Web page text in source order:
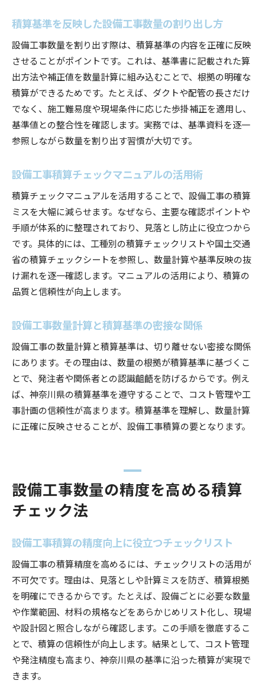
積算基準を反映した設備工事数量の割り出し方
設備工事数量を割り出す際は、積算基準の内容を正確に反映
させることがポイントです。これは、基準書に記載された算
出方法や補正値を数量計算に組み込むことで、根拠の明確な
積算ができるためです。たとえば、ダクトや配管の長さだけ
でなく、施工難易度や現場条件に応じた歩掛補正を適用し、
基準値との整合性を確認します。実務では、基準資料を逐一
参照しながら数量を割り出す習慣が大切です。
設備工事積算チェックマニュアルの活用術
積算チェックマニュアルを活用することで、設備工事の積算
ミスを大幅に減らせます。なぜなら、主要な確認ポイントや
手順が体系的に整理されており、見落とし防止に役立つから
です。具体的には、工種別の積算チェックリストや国土交通
省の積算チェックシートを参照し、数量計算や基準反映の抜
け漏れを逐一確認します。マニュアルの活用により、積算の
品質と信頼性が向上します。
設備工事数量計算と積算基準の密接な関係
設備工事の数量計算と積算基準は、切り離せない密接な関係
にあります。その理由は、数量の根拠が積算基準に基づくこ
とで、発注者や関係者との認識齟齬を防げるからです。例え
ば、神奈川県の積算基準を遵守することで、コスト管理や工
事計画の信頼性が高まります。積算基準を理解し、数量計算
に正確に反映させることが、設備工事積算の要となります。
設備工事数量の精度を高める積算
チェック法
設備工事積算の精度向上に役立つチェックリスト
設備工事の積算精度を高めるには、チェックリストの活用が
不可欠です。理由は、見落としや計算ミスを防ぎ、積算根拠
を明確にできるからです。たとえば、設備ごとに必要な数量
や作業範囲、材料の規格などをあらかじめリスト化し、現場
や設計図と照合しながら確認します。この手順を徹底するこ
とで、積算の信頼性が向上します。結果として、コスト管理
や発注精度も高まり、神奈川県の基準に沿った積算が実現で
きます。